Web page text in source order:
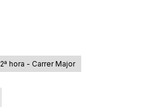
2ª hora - Carrer Major